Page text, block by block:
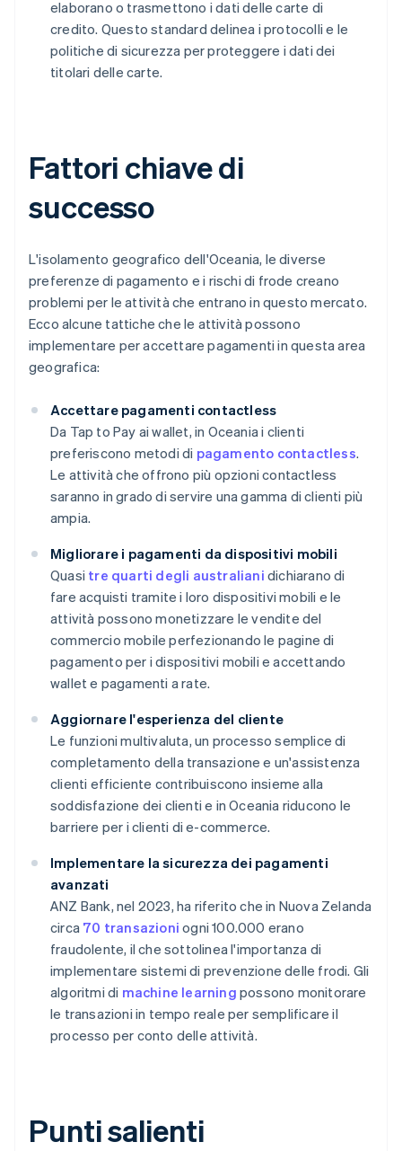
elaborano o trasmettono i dati delle carte di
credito. Questo standard delinea i protocolli e le
politiche di sicurezza per proteggere i dati dei
titolari delle carte.
Fattori chiave di
successo
L'isolamento geografico dell'Oceania, le diverse
preferenze di pagamento e i rischi di frode creano
problemi per le attività che entrano in questo mercato.
Ecco alcune tattiche che le attività possono
implementare per accettare pagamenti in questa area
geografica:
Accettare pagamenti contactless
Da Tap to Pay ai wallet, in Oceania i clienti
preferiscono metodi di pagamento contactless.
Le attività che offrono più opzioni contactless
saranno in grado di servire una gamma di clienti più
ampia.
Migliorare i pagamenti da dispositivi mobili
Quasi tre quarti degli australiani dichiarano di
fare acquisti tramite i loro dispositivi mobili e le
attività possono monetizzare le vendite del
commercio mobile perfezionando le pagine di
pagamento per i dispositivi mobili e accettando
wallet e pagamenti a rate.
Aggiornare l'esperienza del cliente
Le funzioni multivaluta, un processo semplice di
completamento della transazione e un'assistenza
clienti efficiente contribuiscono insieme alla
soddisfazione dei clienti e in Oceania riducono le
barriere per i clienti di e-commerce.
Implementare la sicurezza dei pagamenti
avanzati
ANZ Bank, nel 2023, ha riferito che in Nuova Zelanda
circa 70 transazioni ogni 100.000 erano
fraudolente, il che sottolinea l'importanza di
implementare sistemi di prevenzione delle frodi. Gli
algoritmi di machine learning possono monitorare
le transazioni in tempo reale per semplificare il
processo per conto delle attività.
Punti salienti